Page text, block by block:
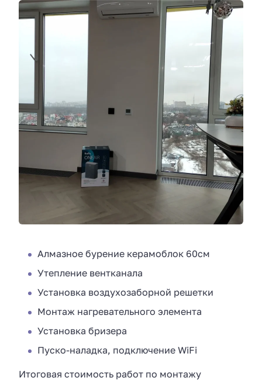
Алмазное бурение керамоблок 60см
Утепление вентканала
Установка воздухозаборной решетки
Монтаж нагревательного элемента
Установка бризера
Пуско-наладка, подключение WiFi
Итоговая стоимость работ по монтажу